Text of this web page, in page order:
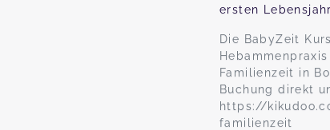
ersten Lebensjahr
Die BabyZeit
Familienzeit in
Buchung direkt
https://
familienzeit